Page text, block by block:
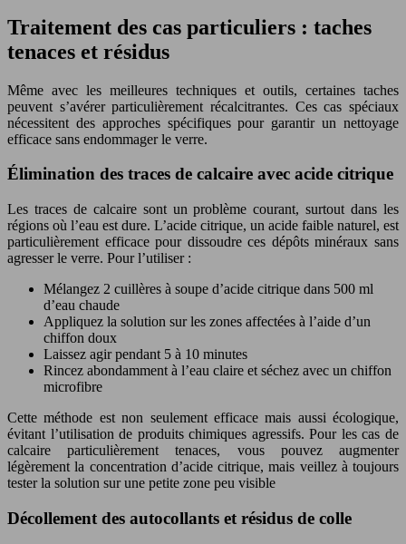
Traitement des cas particuliers : taches
tenaces et résidus
Même avec les meilleures techniques et outils, certaines taches
peuvent s’avérer particulièrement récalcitrantes. Ces cas spéciaux
nécessitent des approches spécifiques pour garantir un nettoyage
efficace sans endommager le verre.
Élimination des traces de calcaire avec acide citrique
Les traces de calcaire sont un problème courant, surtout dans les
régions où l’eau est dure. L’acide citrique, un acide faible naturel, est
particulièrement efficace pour dissoudre ces dépôts minéraux sans
agresser le verre. Pour l’utiliser :
Mélangez 2 cuillères à soupe d’acide citrique dans 500 ml
d’eau chaude
Appliquez la solution sur les zones affectées à l’aide d’un
chiffon doux
Laissez agir pendant 5 à 10 minutes
Rincez abondamment à l’eau claire et séchez avec un chiffon
microfibre
Cette méthode est non seulement efficace mais aussi écologique,
évitant l’utilisation de produits chimiques agressifs. Pour les cas de
calcaire particulièrement tenaces, vous pouvez augmenter
légèrement la concentration d’acide citrique, mais veillez à toujours
tester la solution sur une petite zone peu visible
Décollement des autocollants et résidus de colle